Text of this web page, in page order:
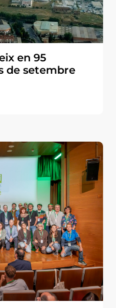
en 95
de setembre